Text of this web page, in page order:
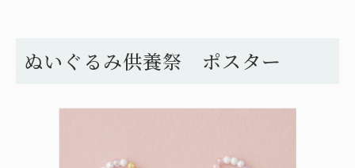
ぬいぐるみ供養祭 ポスター